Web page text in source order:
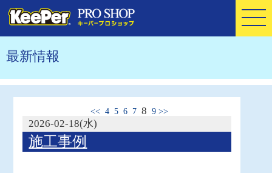
最新情報
<< 4 5 6 7 8 9 >>
2026-02-18(水)
施工事例